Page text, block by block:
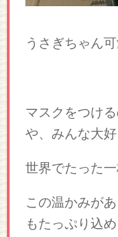
うさぎちゃん
マスクをつけ
や、みんな大
世界でたった
この温かみが
もたっぷり込